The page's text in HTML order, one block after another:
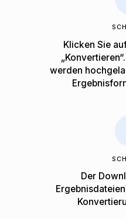
Klicken Sie
werden
Der